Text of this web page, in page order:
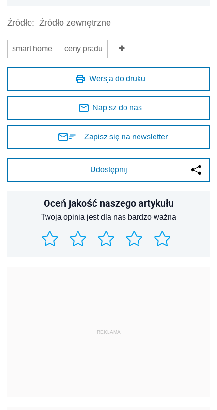
Źródło: Źródło zewnętrzne
smart home ceny prądu
Wersja do druku
Napisz do nas
Zapisz się na newsletter
Udostępnij
Oceń jakość naszego artykułu
Twoja opinia jest dla nas bardzo ważna
REKLAMA